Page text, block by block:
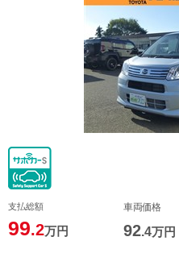
支払総額
99.2万円
車両価格
92.4万円